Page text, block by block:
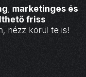
, marketinges és
friss
nézz körül te is!